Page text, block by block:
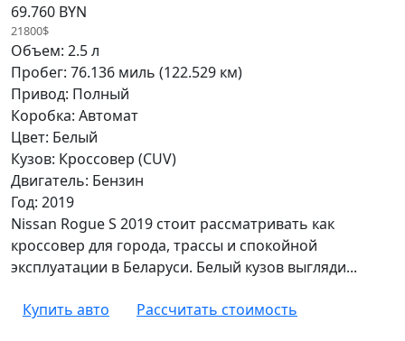
69.760 BYN
21800$
Объем: 2.5 л
Пробег: 76.136 миль (122.529 км)
Привод: Полный
Коробка: Автомат
Цвет: Белый
Кузов: Кроссовер (CUV)
Двигатель: Бензин
Год: 2019
Nissan Rogue S 2019 стоит рассматривать как
кроссовер для города, трассы и спокойной
эксплуатации в Беларуси. Белый кузов выгляди...
Купить авто Рассчитать стоимость